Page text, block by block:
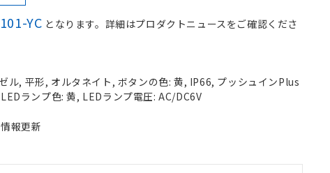
YC となります。詳細はプロダクトニュースをご確認くださ
ル, 平形, オルタネイト, ボタンの色: 黄, IP66, プッシュインPlus
ランプ色: 黄, LEDランプ電圧: AC/DC6V
報更新